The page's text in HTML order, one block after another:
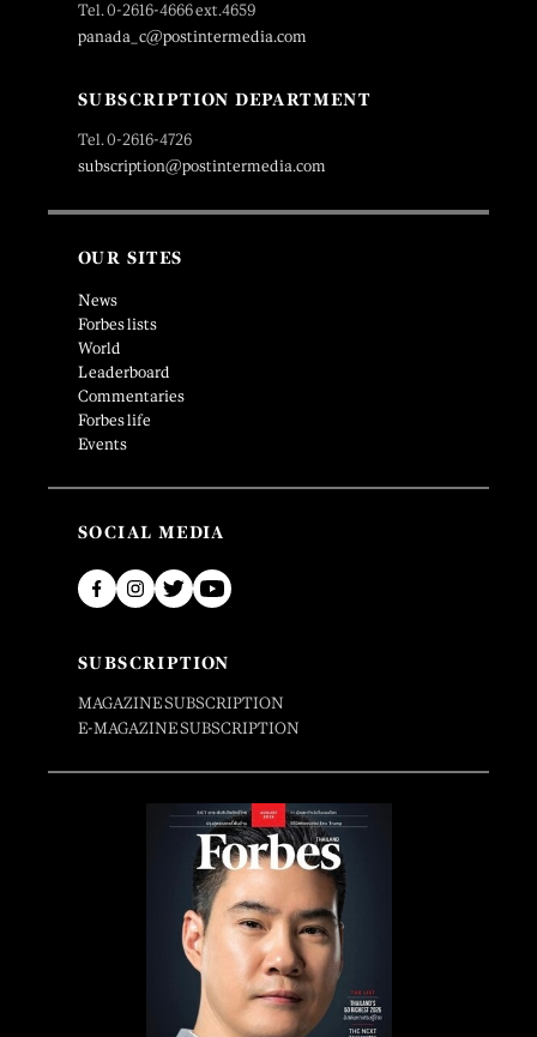
Tel. 0-2616-4666 ext.4659
panada_c@postintermedia.com
SUBSCRIPTION DEPARTMENT
Tel. 0-2616-4726
subscription@postintermedia.com
OUR SITES
News
Forbes lists
World
Leaderboard
Commentaries
Forbes life
Events
SOCIAL MEDIA
SUBSCRIPTION
MAGAZINE SUBSCRIPTION
E-MAGAZINE SUBSCRIPTION